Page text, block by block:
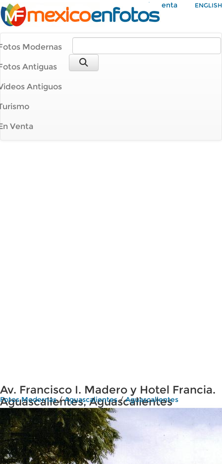
Mi Cuenta ENGLISH
Modernas
Antiguas
Antiguos
Venta
Av. Francisco I. Madero y Hotel Francia.
Aguascalientes, Aguascalientes
Fotos Modernas/Aguascalientes/Aguascalientes